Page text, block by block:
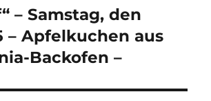
– Samstag, den
– Apfelkuchen aus
Backofen –